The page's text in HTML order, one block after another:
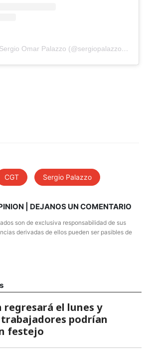
A post shared by Sergio Omar Palazzo (@sergiopalazzobancaria)
CGT Sergio Palazzo
| DEJANOS UN COMENTARIO
son de exclusiva responsabilidad de sus
derivadas de ellos pueden ser pasibles de
regresará el lunes y
podrían
festejo